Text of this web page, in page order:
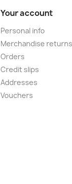
Your account
Personal info
Merchandise returns
Orders
Credit slips
Addresses
Vouchers